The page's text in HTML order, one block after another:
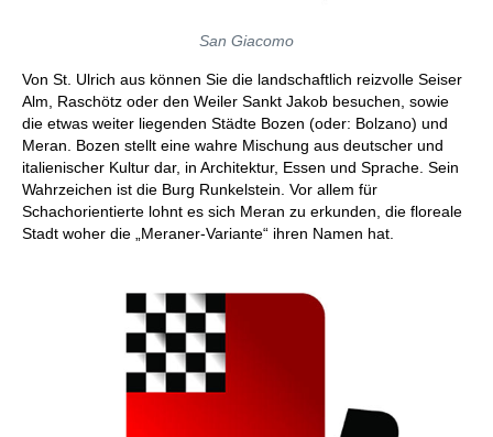
San Giacomo
Von St. Ulrich aus können Sie die landschaftlich reizvolle Seiser
Alm, Raschötz oder den Weiler Sankt Jakob besuchen, sowie
die etwas weiter liegenden Städte Bozen (oder: Bolzano) und
Meran. Bozen stellt eine wahre Mischung aus deutscher und
italienischer Kultur dar, in Architektur, Essen und Sprache. Sein
Wahrzeichen ist die Burg Runkelstein. Vor allem für
Schachorientierte lohnt es sich Meran zu erkunden, die floreale
Stadt woher die „Meraner-Variante“ ihren Namen hat.